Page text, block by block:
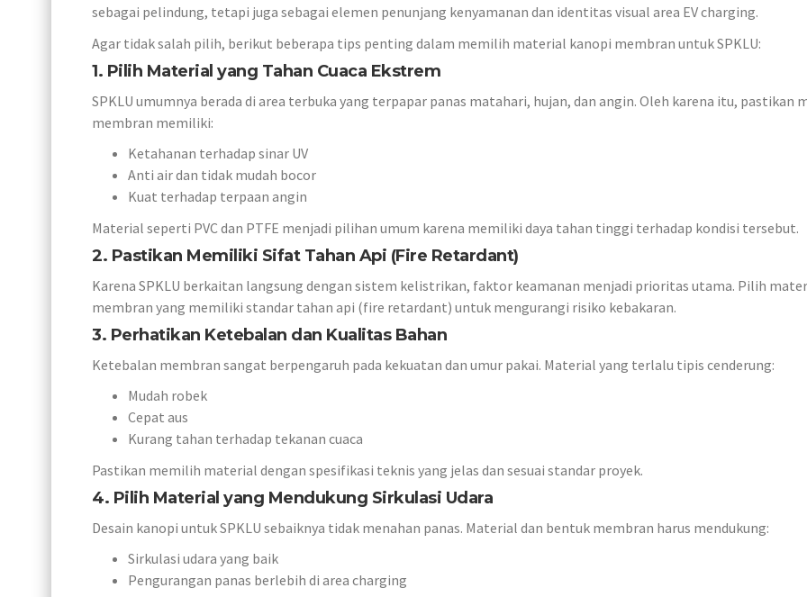
sebagai pelindung, tetapi juga sebagai elemen penunjang kenyamanan dan identitas visual area EV charging.
Agar tidak salah pilih, berikut beberapa tips penting dalam memilih material kanopi membran untuk SPKLU:
1. Pilih Material yang Tahan Cuaca Ekstrem
SPKLU umumnya berada di area terbuka yang terpapar panas matahari, hujan, dan angin. Oleh karena itu, pastikan
membran memiliki:
Ketahanan terhadap sinar UV
Anti air dan tidak mudah bocor
Kuat terhadap terpaan angin
Material seperti PVC dan PTFE menjadi pilihan umum karena memiliki daya tahan tinggi terhadap kondisi tersebut.
2. Pastikan Memiliki Sifat Tahan Api (Fire Retardant)
Karena SPKLU berkaitan langsung dengan sistem kelistrikan, faktor keamanan menjadi prioritas utama. Pilih
membran yang memiliki standar tahan api (fire retardant) untuk mengurangi risiko kebakaran.
3. Perhatikan Ketebalan dan Kualitas Bahan
Ketebalan membran sangat berpengaruh pada kekuatan dan umur pakai. Material yang terlalu tipis cenderung:
Mudah robek
Cepat aus
Kurang tahan terhadap tekanan cuaca
Pastikan memilih material dengan spesifikasi teknis yang jelas dan sesuai standar proyek.
4. Pilih Material yang Mendukung Sirkulasi Udara
Desain kanopi untuk SPKLU sebaiknya tidak menahan panas. Material dan bentuk membran harus mendukung:
Sirkulasi udara yang baik
Pengurangan panas berlebih di area charging